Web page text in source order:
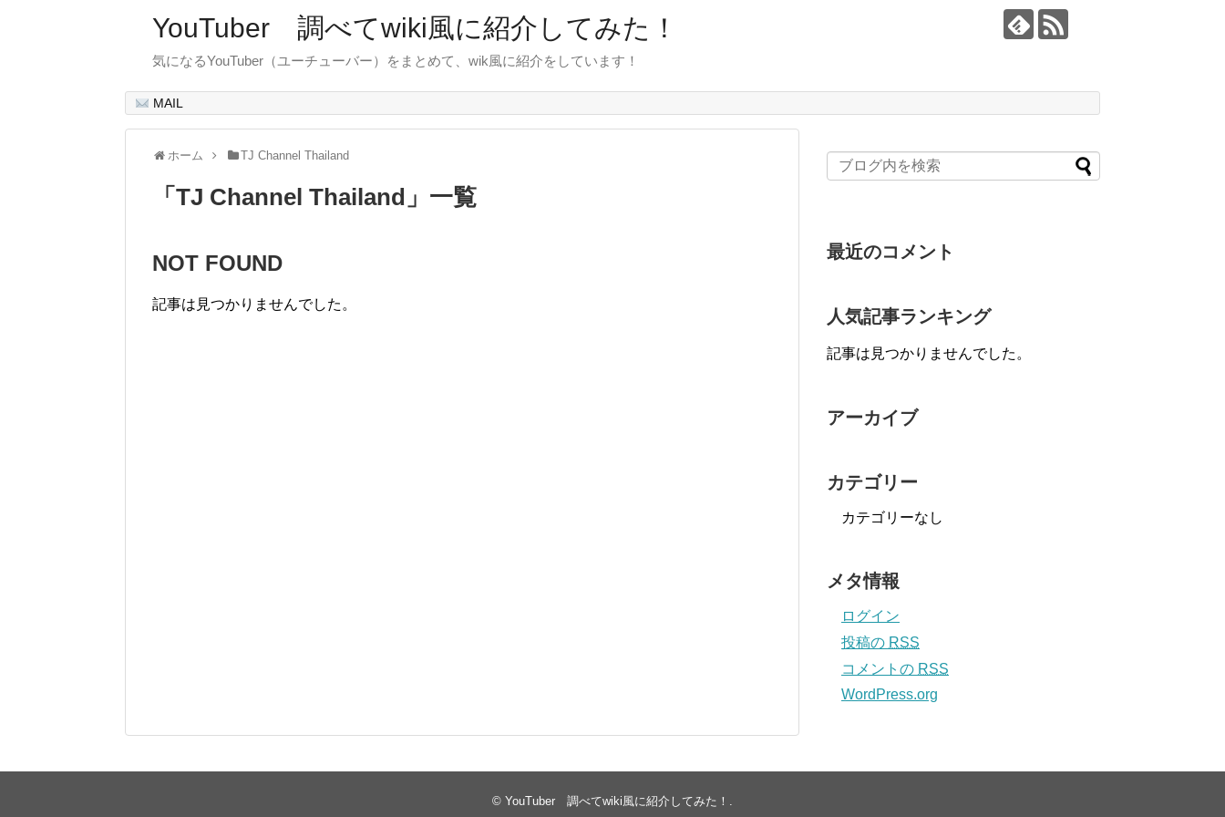
YouTuber 調べてwiki風に紹介してみた！
気になるYouTuber（ユーチューバー）をまとめて、wik風に紹介をしています！
MAIL
ホーム TJ Channel Thailand
「 TJ Channel Thailand 」 一覧
NOT FOUND
記事は見つかりませんでした。
最近のコメント
人気記事ランキング
記事は見つかりませんでした。
アーカイブ
カテゴリー
カテゴリーなし
メタ情報
ログイン
投稿の RSS
コメントの RSS
WordPress.org
© YouTuber 調べてwiki風に紹介してみた！ .